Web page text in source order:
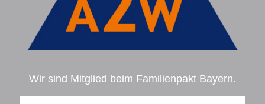
Wir sind Mitglied beim Familienpakt Bayern.